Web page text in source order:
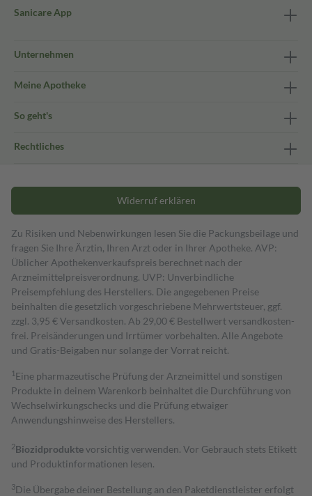
Sanicare App
Unternehmen
Meine Apotheke
So geht's
Rechtliches
Widerruf erklären
Zu Risiken und Nebenwirkungen lesen Sie die Packungsbeilage und
fragen Sie Ihre Ärztin, Ihren Arzt oder in Ihrer Apotheke. AVP:
Üblicher Apothekenverkaufspreis berechnet nach der
Arzneimittelpreisverordnung. UVP: Unverbindliche
Preisempfehlung des Herstellers. Die angegebenen Preise
beinhalten die gesetzlich vorgeschriebene Mehrwertsteuer, ggf.
zzgl. 3,95 € Versandkosten. Ab 29,00 € Bestell­wert versand­kosten­
frei. Preisänderungen und Irrtümer vorbehalten. Alle Angebote
und Gratis-Beigaben nur solange der Vorrat reicht.
1 Eine pharmazeutische Prüfung der Arzneimittel und sonstigen
Produkte in deinem Warenkorb beinhaltet die Durchführung von
Wechselwirkungschecks und die Prüfung etwaiger
Anwendungshinweise des Herstellers.
2Biozidproduktevorsichtig verwenden. Vor Gebrauch stets Etikett
und Produktinformationen lesen.
3Die Übergabe deiner Bestellung an den Paketdienstleister erfolgt